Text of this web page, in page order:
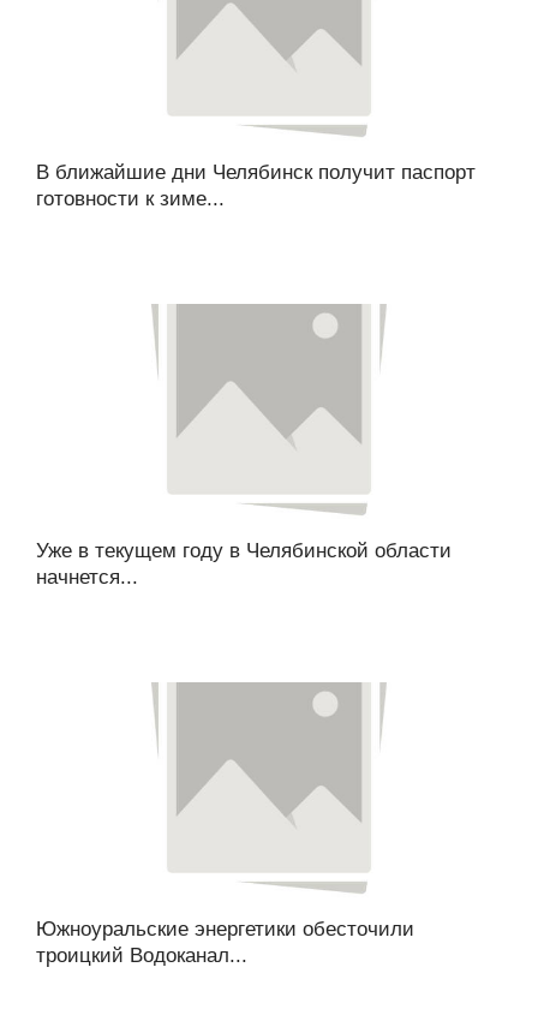
В ближайшие дни Челябинск получит паспорт
готовности к зиме...
Уже в текущем году в Челябинской области
начнется...
Южноуральские энергетики обесточили
троицкий Водоканал...